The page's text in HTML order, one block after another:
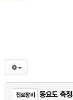
진료장비 동요도 측